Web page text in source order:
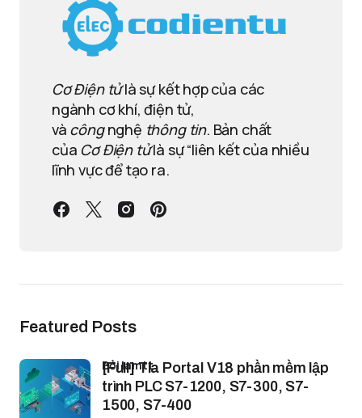
Cơ Điện tửlà sự kết hợp của các
ngành cơ khí, điện tử,
và côngnghệ thông tin. Bản chất
của Cơ Điện tửlà sự “liên kết của nhiều
lĩnh vực để tạo ra.
Featured Posts
[Full] Tia Portal V18 phần mềm lập
trình PLC S7-1200, S7-300, S7-
1500, S7-400
bởi lamtt